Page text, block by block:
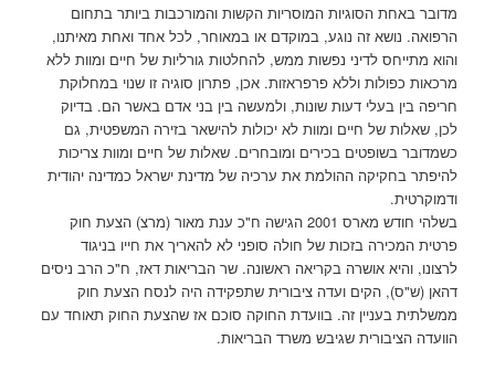
מדובר באחת הסוגיות המוסריות הקשות והמורכבות ביותר בתחום
הרפואה. נושא זה נוגע, במוקדם או במאוחר, לכל אחד ואחת מאיתנו,
והוא מתייחס לדיני נפשות ממש, להחלטות גורליות של חיים ומוות ללא
מרכאות כפולות וללא פרפראזות. אכן, פתרון סוגיה זו שנוי במחלוקת
חריפה בין בעלי דעות שונות, ולמעשה בין בני אדם באשר הם. בדיוק
לכן, שאלות של חיים ומוות לא יכולות להישאר בזירה המשפטית, גם
כשמדובר בשופטים בכירים ומובחרים. שאלות של חיים ומוות צריכות
להיפתר בחקיקה ההולמת את ערכיה של מדינת ישראל כמדינה יהודית
ודמוקרטית.
בשלהי חודש מארס 2001 הגישה ח"כ ענת מאור (מרצ) הצעת חוק
פרטית המכירה בזכות של חולה סופני לא להאריך את חייו בניגוד
לרצונו, והיא אושרה בקריאה ראשונה. שר הבריאות דאז, ח"כ הרב ניסים
דהאן (ש"ס), הקים ועדה ציבורית שתפקידה היה לנסח הצעת חוק
ממשלתית בעניין זה. בוועדת החוקה סוכם אז שהצעת החוק תאוחד עם
הוועדה הציבורית שגיבש משרד הבריאות.